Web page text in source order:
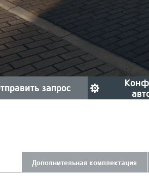
отправить запрос
конфигуратор
Дополнительная комплектация